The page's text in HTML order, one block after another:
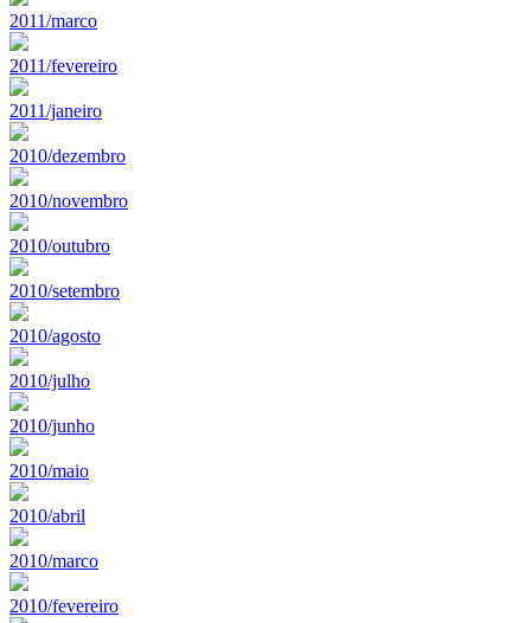
2011/marco
2011/fevereiro
2011/janeiro
2010/dezembro
2010/novembro
2010/outubro
2010/setembro
2010/agosto
2010/julho
2010/junho
2010/maio
2010/abril
2010/marco
2010/fevereiro